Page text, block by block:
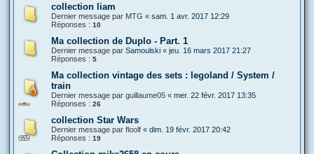
collection liam
Dernier message par MTG « sam. 1 avr. 2017 12:29
Réponses : 10
Ma collection de Duplo - Part. 1
Dernier message par Samoulski « jeu. 16 mars 2017 21:27
Réponses : 5
Ma collection vintage des sets : legoland / System /
train
Dernier message par guillaume05 « mer. 22 févr. 2017 13:35
Réponses : 26
collection Star Wars
Dernier message par floolf « dim. 19 févr. 2017 20:42
Réponses : 19